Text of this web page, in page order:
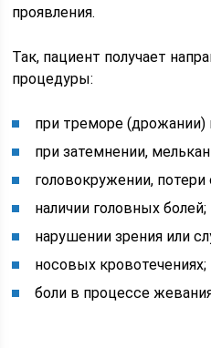
проявления.
Так, пациент получает
процедуры:
при треморе (дрожании)
при затемнении,
головокружении, потери
наличии головных болей;
нарушении зрения или
носовых кровотечениях;
боли в процессе